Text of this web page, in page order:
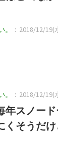
：2018/12/19(
：2018/12/19(
年スノー
くそうだ